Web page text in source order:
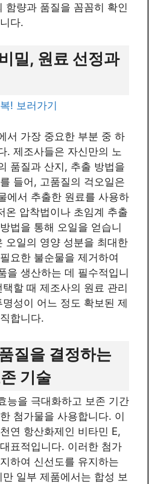
함량과 품질을 꼼꼼히 확인
다.
밀, 원료 선정과
! 보러가기
서 가장 중요한 부분 중 하
. 제조사들은 자신만의 노
품질과 산지, 추출 방법을
들어, 고품질의 걱오일은
에서 추출한 원료를 사용하
온 압착법이나 초임계 추출
법을 통해 오일을 얻습니
오일의 영양 성분을 최대한
요한 불순물을 제거하여
을 생산하는 데 필수적입니
할 때 제조사의 원료 관리
성이 어느 정도 확보된 제
합니다.
질을 결정하는
기술
능을 극대화하고 보존 기간
첨가물을 사용합니다. 이
연 항산화제인 비타민 E,
표적입니다. 이러한 첨가
하여 신선도를 유지하는
일부 제품에서는 합성 보